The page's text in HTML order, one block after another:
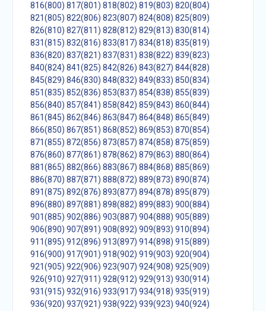
816(800) 817(801) 818(802) 819(803) 820(804)
821(805) 822(806) 823(807) 824(808) 825(809)
826(810) 827(811) 828(812) 829(813) 830(814)
831(815) 832(816) 833(817) 834(818) 835(819)
836(820) 837(821) 837(831) 838(822) 839(823)
840(824) 841(825) 842(826) 843(827) 844(828)
845(829) 846(830) 848(832) 849(833) 850(834)
851(835) 852(836) 853(837) 854(838) 855(839)
856(840) 857(841) 858(842) 859(843) 860(844)
861(845) 862(846) 863(847) 864(848) 865(849)
866(850) 867(851) 868(852) 869(853) 870(854)
871(855) 872(856) 873(857) 874(858) 875(859)
876(860) 877(861) 878(862) 879(863) 880(864)
881(865) 882(866) 883(867) 884(868) 885(869)
886(870) 887(871) 888(872) 889(873) 890(874)
891(875) 892(876) 893(877) 894(878) 895(879)
896(880) 897(881) 898(882) 899(883) 900(884)
901(885) 902(886) 903(887) 904(888) 905(889)
906(890) 907(891) 908(892) 909(893) 910(894)
911(895) 912(896) 913(897) 914(898) 915(889)
916(900) 917(901) 918(902) 919(903) 920(904)
921(905) 922(906) 923(907) 924(908) 925(909)
926(910) 927(911) 928(912) 929(913) 930(914)
931(915) 932(916) 933(917) 934(918) 935(919)
936(920) 937(921) 938(922) 939(923) 940(924)